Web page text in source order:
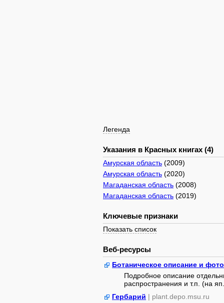
Легенда
Указания в Красных книгах (4)
Амурская область (2009)
Амурская область (2020)
Магаданская область (2008)
Магаданская область (2019)
Ключевые признаки
Показать список
Веб-ресурсы
Ботаническое описание и
Подробное описание
распространения и т.п. (на
Гербарий | plant.depo.msu.ru